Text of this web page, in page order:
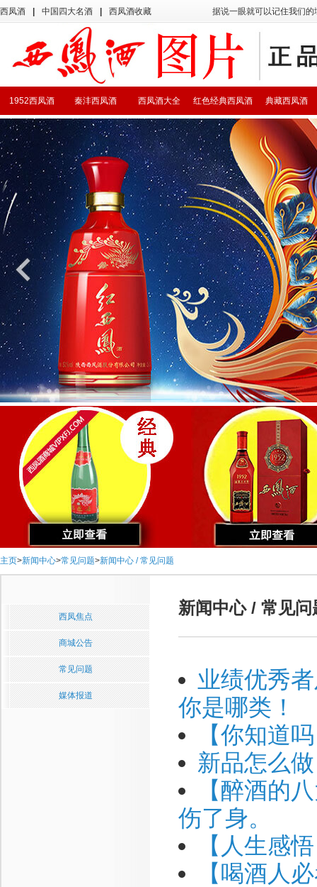
西凤酒 中国四大名酒 西凤酒收藏 据说一眼就可以记住我们
典藏西凤酒
红色经典西凤酒
西凤酒大全
秦沣西凤酒
1952西凤酒
主页>新闻中心>常见问题>新闻中心 / 常见问题
西凤焦点
商城公告
常见问题
媒体报道
新闻中心 / 常见问
业绩优秀
你是哪类！
【你知道
新品怎么
【醉酒的
伤了身。
【人生感
【喝酒人